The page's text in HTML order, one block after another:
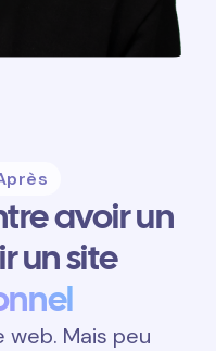
avoir un
un site
web. Mais peu